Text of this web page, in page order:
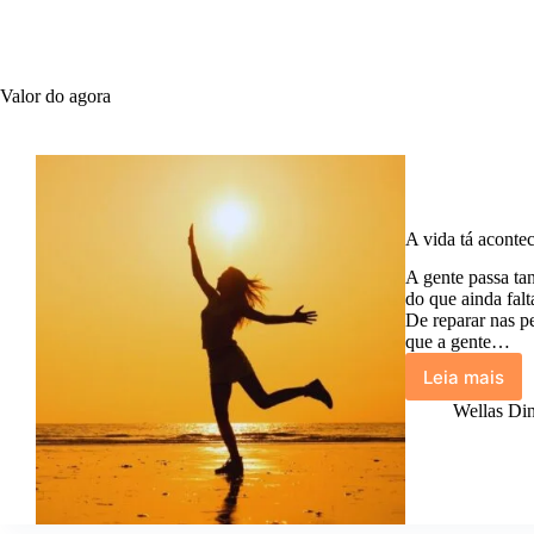
Valor do agora
A vida tá
A gente passa
do que ainda
De reparar nas
que a gente…
Leia mais
A
vida
Wellas